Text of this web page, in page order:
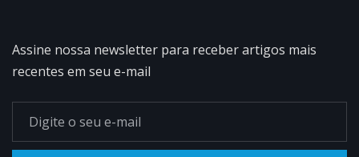
Assine nossa newsletter para receber artigos mais
recentes em seu e-mail